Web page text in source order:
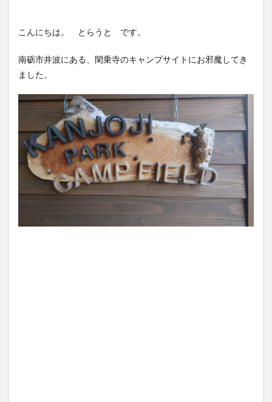
こんにちは。 とらうと です。
南砺市井波にある、閑乗寺のキャンプサイトにお邪魔してき
ました。